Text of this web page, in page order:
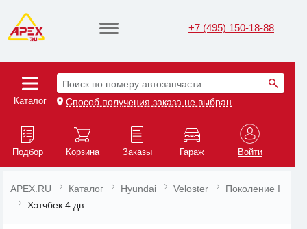
+7 (495) 150-18-88
Каталог
Поиск по номеру автозапчасти
Способ получения заказа не выбран
Подбор Корзина Заказы Гараж Войти
APEX.RU Каталог Hyundai Veloster
Поколение I
Хэтчбек 4 дв.